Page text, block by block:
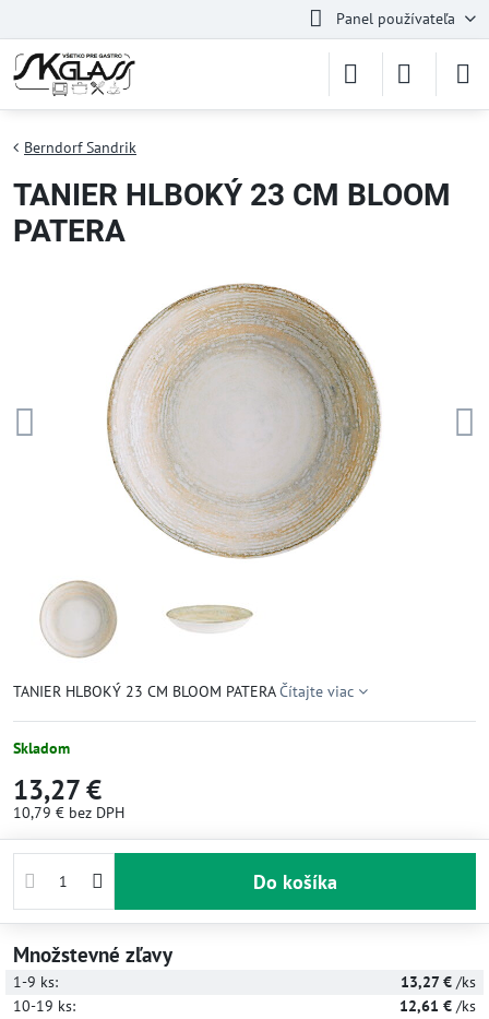
Panel používateľa
Berndorf Sandrik
TANIER HLBOKÝ 23 CM BLOOM
PATERA
TANIER HLBOKÝ 23 CM BLOOM PATERAČítajte viac
Skladom
13,27 €
10,79 € bez DPH
Do košíka
Množstevné zľavy
1-9 ks: 13,27 € /ks
10-19 ks: 12,61 € /ks